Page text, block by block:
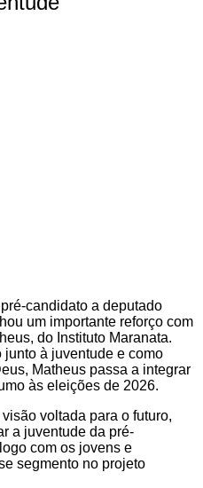
candidato a deputado
um importante reforço com
do Instituto Maranata.
à juventude e como
Matheus passa a integrar
às eleições de 2026.
voltada para o futuro,
a juventude da pré-
com os jovens e
segmento no projeto